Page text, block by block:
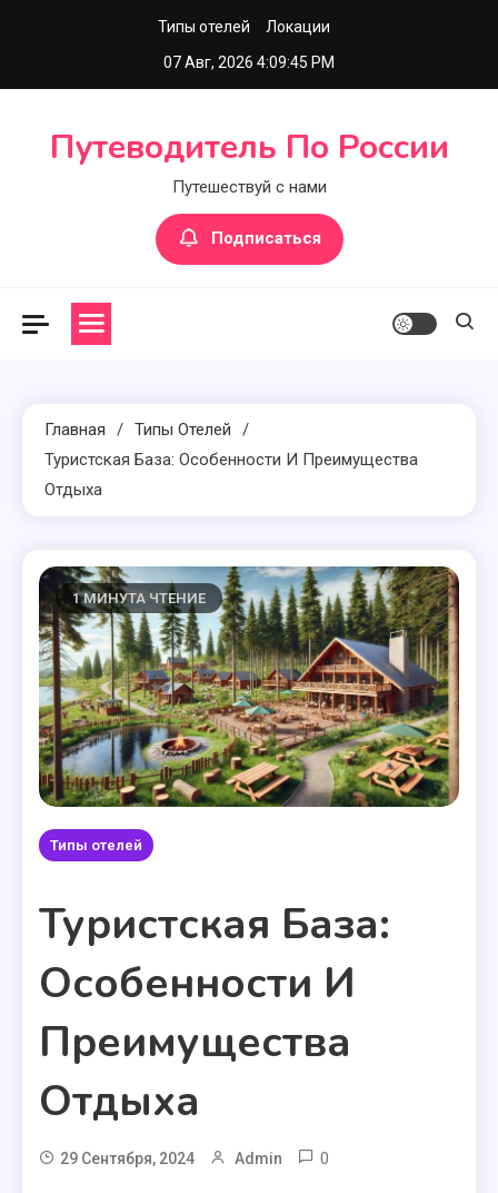
Типы отелей
Локации
07 Авг, 2026 4:09:46 PM
Путеводитель По России
Путешествуй с нами
Подписаться
Главная
Типы Отелей
Туристская База: Особенности И Преимущества
Отдыха
1 МИНУТА ЧТЕНИЕ
Типы отелей
Туристская База:
Особенности И
Преимущества
Отдыха
29 Сентября, 2024 Admin 0